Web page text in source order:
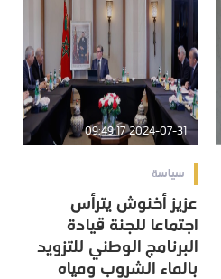
2024-07-31 09:49:17
سياسة
عزيز أخنوش یترأس
اجتماعا للجنة قیادة
البرنامج الوطني للتزوید
بالماء الشروب ومیاه